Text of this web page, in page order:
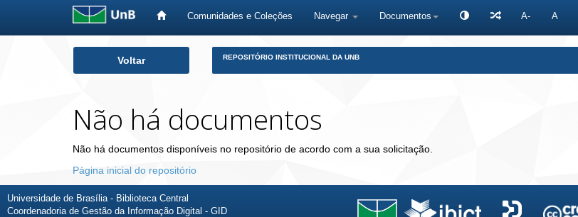
Comunidades e Coleções Navegar Documentos A- A
Voltar REPOSITÓRIO INSTITUCIONAL DA UNB
Não há documentos
Não há documentos disponíveis no repositório de acordo com a sua solicitação.
Página inicial do repositório
Universidade de Brasília - Biblioteca Central
Coordenadoria de Gestão da Informação Digital - GID